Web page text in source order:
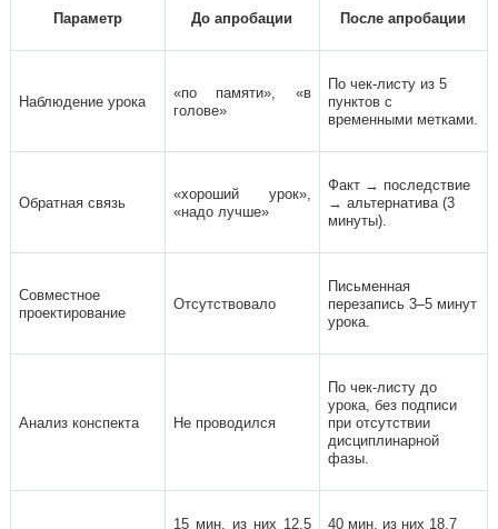
Параметр До апробации После апробации
Наблюдение урока
«по памяти», «в
голове»
По чек-листу из 5
пунктов с
временными метками.
Обратная связь
«хороший урок»,
«надо лучше»
Факт → последствие
→ альтернатива (3
минуты).
Совместное
проектирование
Отсутствовало
Письменная
перезапись 3–5 минут
урока.
Анализ конспекта Не проводился
По чек-листу до
урока, без подписи
при отсутствии
дисциплинарной
фазы.
15 мин, из них 12,5
40 мин, из них 18,7